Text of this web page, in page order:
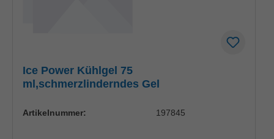
Ice Power Kühlgel 75
ml,schmerzlinderndes Gel
Artikelnummer: 197845